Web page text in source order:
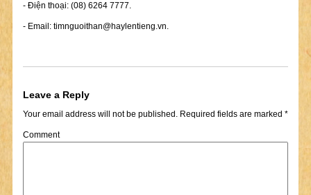
- Điện thoại: (08) 6264 7777.
- Email: timnguoithan@haylentieng.vn.
Leave a Reply
Your email address will not be published.Required fields are marked *
Comment